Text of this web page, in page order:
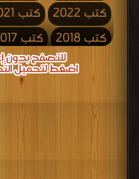
كتب 2022
كتب 2021
كتب 2018
كتب 2017
كتب 2013
كتب 2009
كتب 2006
كتب 2005